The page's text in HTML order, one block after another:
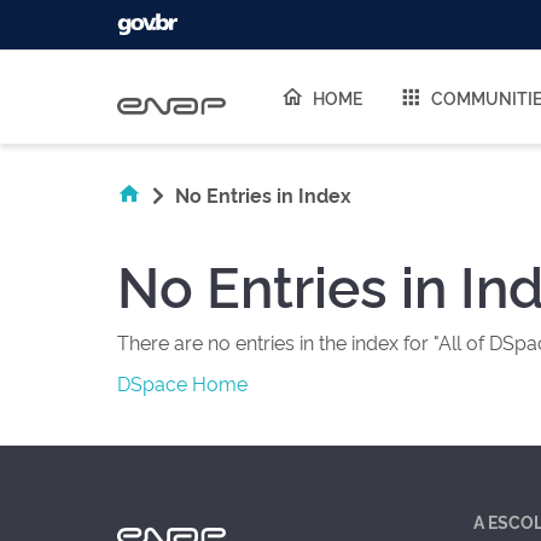
HOME
No Entries in Index
No Entries in
There are no entries in the index for "All of
DSpace Home
A